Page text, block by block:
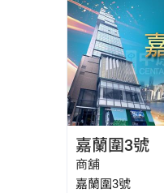
E-259307
嘉蘭圍3號
商舖
嘉蘭圍3號